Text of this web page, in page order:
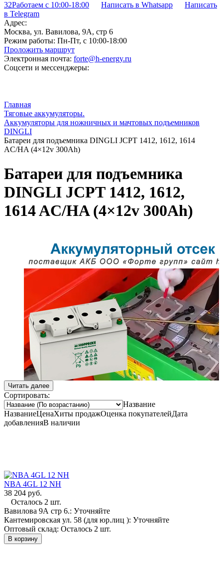
32Работаем с 10:00-18:00 Написать в Whatsapp
Написать
в Telegram
Адрес:
Москва, ул. Вавилова, 9А, стр 6
Режим работы: Пн-Пт, с 10:00-18:00
Проложить маршрут
Электронная почта: forte@h-energy.ru
Соцсети и мессенджеры:
Главная
Тяговые аккумуляторы.
Аккумуляторы для ножничных и мачтовых подъемников
DINGLI
Батареи для подъемника DINGLI JCPT 1412, 1612, 1614
AC/HA (4×12v 300Ah)
Батареи для подъемника
DINGLI JCPT 1412, 1612,
1614 AC/HA (4×12v 300Ah)
HOPPECKE - их поставки прекращены.
Внимание! При подборе новой АКБ обязательно измерьте
длину и ширину старой АКБ по дну. Как правило, длина
стандартных батарей: 332мм или 345мм. Эти данные
помогут правильно подобрать новую батарею!
Читать далее
Сортировать:
Название
НазваниеЦенаХиты продажОценка покупателейДата
добавленияВ наличии
NBA 4GL 12 NH
38 204 руб.
Осталось 2 шт.
Вавилова 9А стр 6.: Уточняйте
Кантемировская ул. 58 (для юр.лиц ): Уточняйте
Оптовый склад: Осталось 2 шт.
В корзину